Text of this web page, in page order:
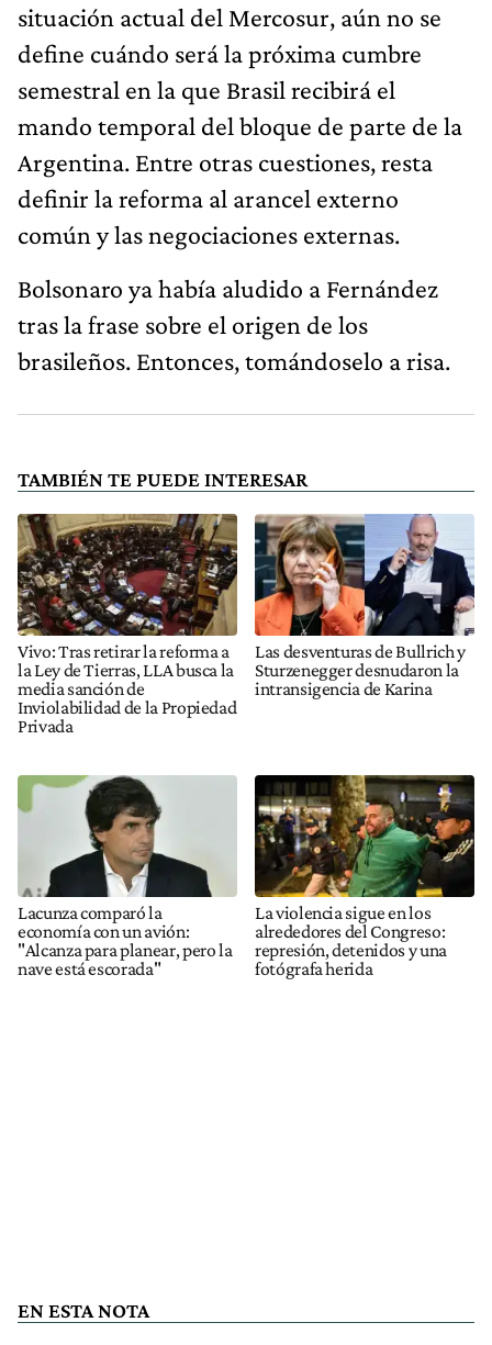
situación actual del Mercosur, aún no se
define cuándo será la próxima cumbre
semestral en la que Brasil recibirá el
mando temporal del bloque de parte de la
Argentina. Entre otras cuestiones, resta
definir la reforma al arancel externo
común y las negociaciones externas.
Bolsonaro ya había aludido a Fernández
tras la frase sobre el origen de los
brasileños. Entonces, tomándoselo a risa.
TAMBIÉN TE PUEDE INTERESAR
Vivo: Tras retirar la reforma a
la Ley de Tierras, LLA busca la
media sanción de
Inviolabilidad de la Propiedad
Privada
Las desventuras de Bullrich y
Sturzenegger desnudaron la
intransigencia de Karina
Lacunza comparó la
economía con un avión:
"Alcanza para planear, pero la
nave está escorada"
La violencia sigue en los
alrededores del Congreso:
represión, detenidos y una
fotógrafa herida
EN ESTA NOTA